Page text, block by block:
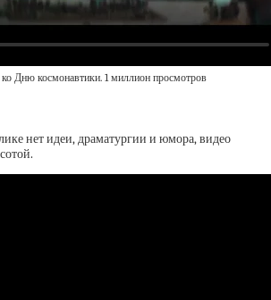
Дню космонавтики. 1 миллион просмотров
нет идеи, драматургии и юмора, видео